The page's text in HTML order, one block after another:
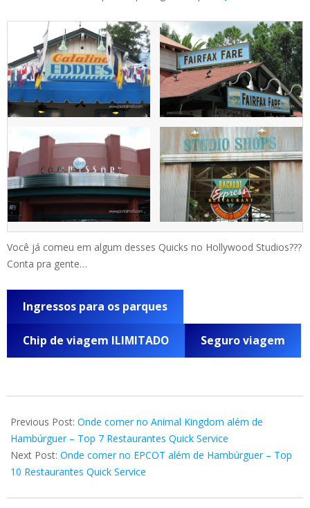
Você já comeu em algum desses Quicks no Hollywood Studios???
Conta pra gente…
Ingressos para os parques
Chip de viagem ILIMITADO Seguro viagem
06-
13
Previous Post: Onde comer no Animal Kingdom além de
Hambúrguer – Top 7 Restaurantes Quick Service
Next Post: Onde comer no EPCOT além de Hambúrguer – Top
10 Restaurantes Quick Service